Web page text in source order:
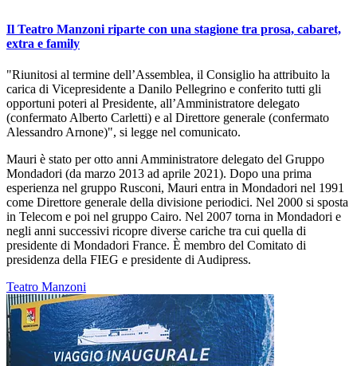
Il Teatro Manzoni riparte con una stagione tra prosa, cabaret,
extra e family
"Riunitosi al termine dell’Assemblea, il Consiglio ha attribuito la
carica di Vicepresidente a Danilo Pellegrino e conferito tutti gli
opportuni poteri al Presidente, all’Amministratore delegato
(confermato Alberto Carletti) e al Direttore generale (confermato
Alessandro Arnone)", si legge nel comunicato.
Mauri è stato per otto anni Amministratore delegato del Gruppo
Mondadori (da marzo 2013 ad aprile 2021). Dopo una prima
esperienza nel gruppo Rusconi, Mauri entra in Mondadori nel 1991
come Direttore generale della divisione periodici. Nel 2000 si sposta
in Telecom e poi nel gruppo Cairo. Nel 2007 torna in Mondadori e
negli anni successivi ricopre diverse cariche tra cui quella di
presidente di Mondadori France. È membro del Comitato di
presidenza della FIEG e presidente di Audipress.
Teatro Manzoni